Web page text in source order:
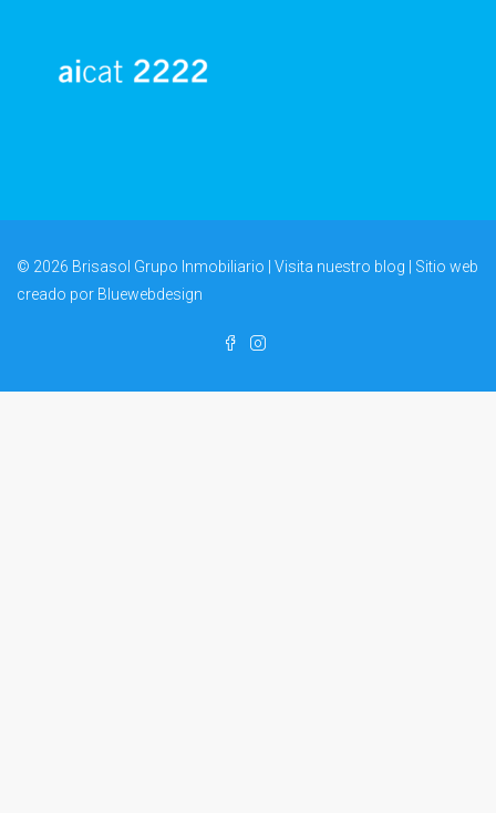
© 2026 Brisasol Grupo Inmobiliario | Visita nuestro blog | Sitio web
creado por Bluewebdesign